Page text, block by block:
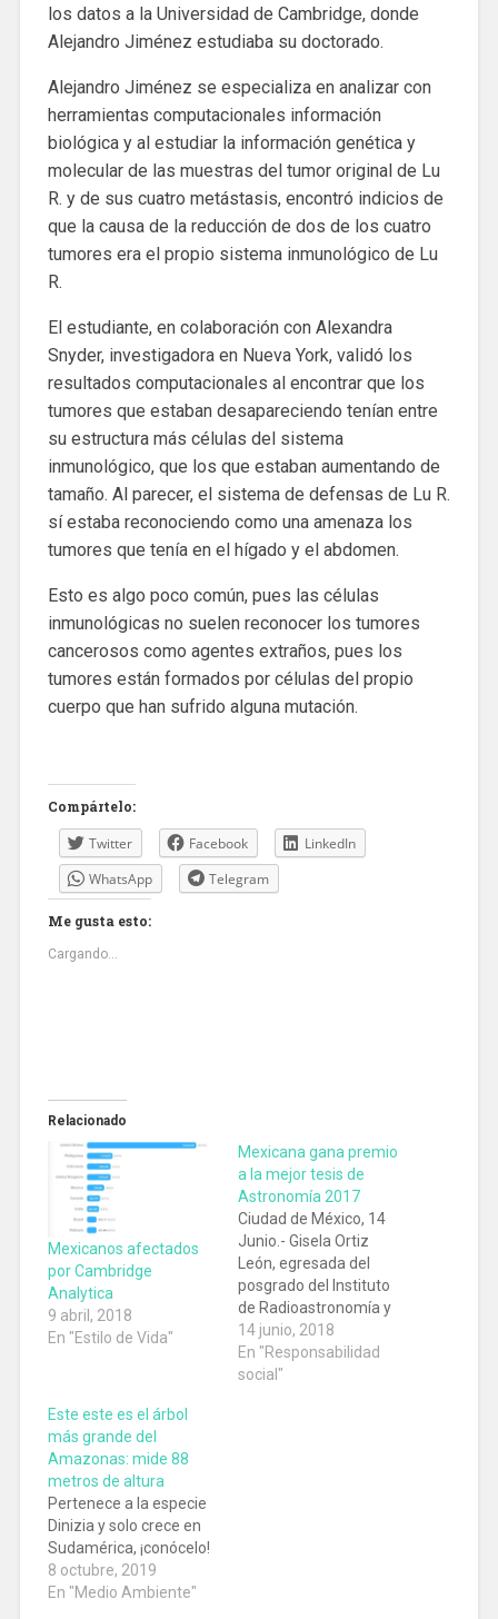
los datos a la Universidad de Cambridge, donde
Alejandro Jiménez estudiaba su doctorado.
Alejandro Jiménez se especializa en analizar con
herramientas computacionales información
biológica y al estudiar la información genética y
molecular de las muestras del tumor original de Lu
R. y de sus cuatro metástasis, encontró indicios de
que la causa de la reducción de dos de los cuatro
tumores era el propio sistema inmunológico de Lu
R.
El estudiante, en colaboración con Alexandra
Snyder, investigadora en Nueva York, validó los
resultados computacionales al encontrar que los
tumores que estaban desapareciendo tenían entre
su estructura más células del sistema
inmunológico, que los que estaban aumentando de
tamaño. Al parecer, el sistema de defensas de Lu R.
sí estaba reconociendo como una amenaza los
tumores que tenía en el hígado y el abdomen.
Esto es algo poco común, pues las células
inmunológicas no suelen reconocer los tumores
cancerosos como agentes extraños, pues los
tumores están formados por células del propio
cuerpo que han sufrido alguna mutación.
Compártelo:
Twitter Facebook
LinkedIn
WhatsApp
Telegram
Me gusta esto:
Cargando...
Relacionado
Mexicanos afectados
por Cambridge
Analytica
9 abril, 2018
En "Estilo de Vida"
Mexicana gana premio
a la mejor tesis de
Astronomía 2017
Ciudad de México, 14
Junio.- Gisela Ortiz
León, egresada del
posgrado del Instituto
de Radioastronomía y
Astrofísica (IRyA),
campus Morelia de la
Universidad Nacional
14 junio, 2018
En "Responsabilidad
social"
Este este es el árbol
más grande del
Amazonas: mide 88
metros de altura
Pertenece a la especie
Dinizia y solo crece en
Sudamérica, ¡conócelo!
8 octubre, 2019
En "Medio Ambiente"